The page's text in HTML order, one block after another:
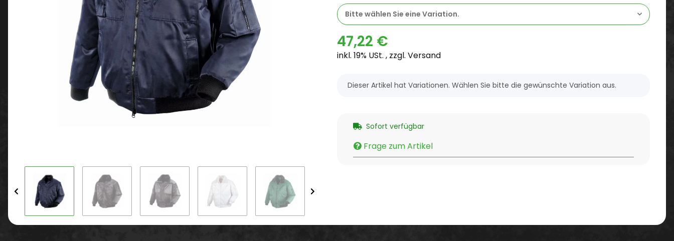
Bitte wählen Sie eine Variation.
47,22 €
inkl. 19% USt. , zzgl. Versand
x
Dieser Artikel hat Variationen. Wählen Sie bitte die gewünschte Variation aus.
Sofort verfügbar
Frage zum Artikel